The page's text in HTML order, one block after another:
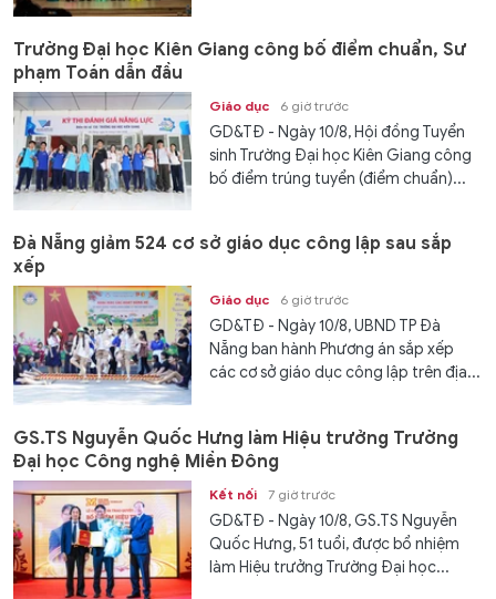
Trường Đại học Kiên Giang công bố điểm chuẩn, Sư
phạm Toán dẫn đầu
Giáo dục 6 giờ trước
GD&TĐ - Ngày 10/8, Hội đồng Tuyển
sinh Trường Đại học Kiên Giang công
bố điểm trúng tuyển (điểm chuẩn)...
Đà Nẵng giảm 524 cơ sở giáo dục công lập sau sắp
xếp
Giáo dục 6 giờ trước
GD&TĐ - Ngày 10/8, UBND TP Đà
Nẵng ban hành Phương án sắp xếp
các cơ sở giáo dục công lập trên địa...
GS.TS Nguyễn Quốc Hưng làm Hiệu trưởng Trường
Đại học Công nghệ Miền Đông
Kết nối 7 giờ trước
GD&TĐ - Ngày 10/8, GS.TS Nguyễn
Quốc Hưng, 51 tuổi, được bổ nhiệm
làm Hiệu trưởng Trường Đại học...